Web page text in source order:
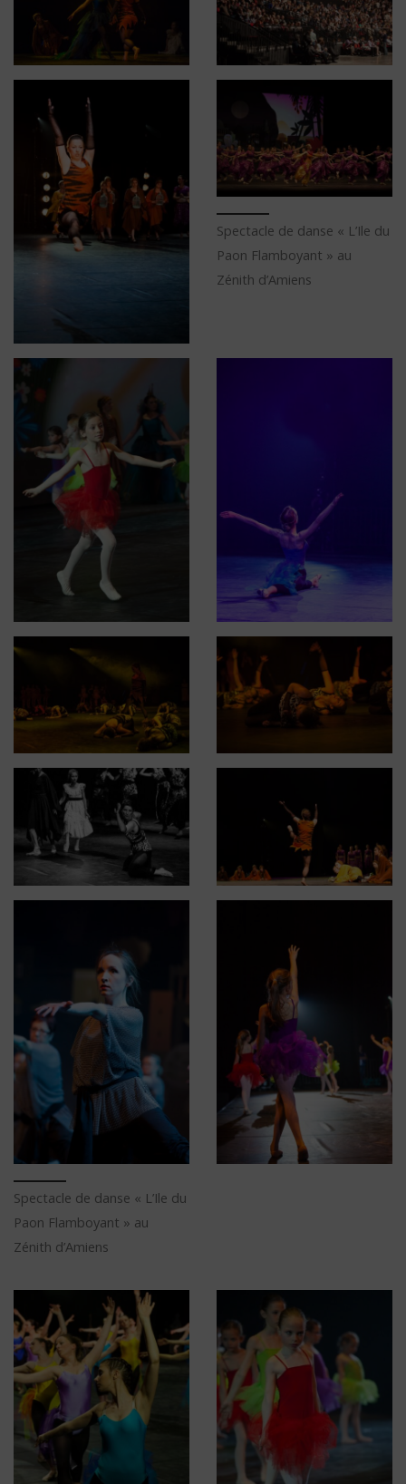
Spectacle de danse « L’Ile du
Paon Flamboyant » au
Zénith d’Amiens
Spectacle de danse « L’Ile du
Paon Flamboyant » au
Zénith d’Amiens